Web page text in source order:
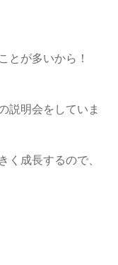
とが多いから！
説明会をしていま
く成長するので、